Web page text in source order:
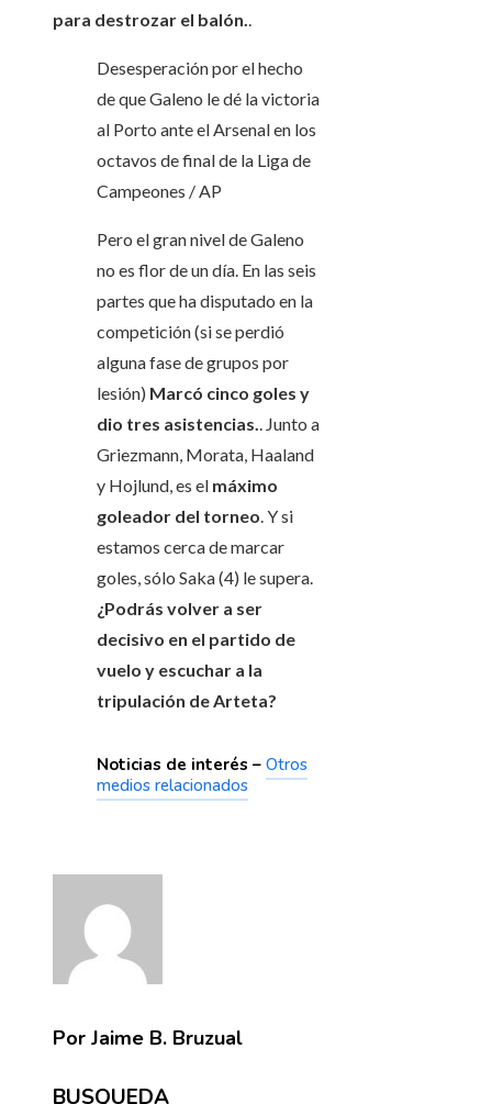
para destrozar el balón.
Desesperación por el hecho
de que Galeno le dé la victoria
al Porto ante el Arsenal en los
octavos de final de la Liga de
Campeones / AP
Pero el gran nivel de Galeno
no es flor de un día. En las seis
partes que ha disputado en la
competición (si se perdió
alguna fase de grupos por
lesión) Marcó cinco goles y
dio tres asistencias.
. Junto a
Griezmann, Morata, Haaland
y Hojlund, es el máximo
goleador del torneo . Y si
estamos cerca de marcar
goles, sólo Saka (4) le supera.
¿Podrás volver a ser
decisivo en el partido de
vuelo y escuchar a la
tripulación de Arteta?
Noticias de interés – Otros
medios relacionados
Por Jaime B. Bruzual
BUSQUEDA